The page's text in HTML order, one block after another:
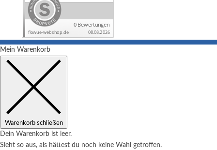
Mein Warenkorb
Warenkorb schließen
Dein Warenkorb ist leer.
Sieht so aus, als hättest du noch keine Wahl getroffen.